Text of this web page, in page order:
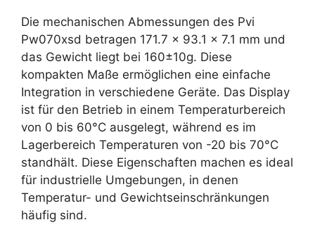
Die mechanischen Abmessungen des Pvi
Pw070xsd betragen 171.7 x 93.1 x 7.1 mm und
das Gewicht liegt bei 160±10g. Diese
kompakten Maße ermöglichen eine einfache
Integration in verschiedene Geräte. Das Display
ist für den Betrieb in einem Temperaturbereich
von 0 bis 60°C ausgelegt, während es im
Lagerbereich Temperaturen von -20 bis 70°C
standhält. Diese Eigenschaften machen es ideal
für industrielle Umgebungen, in denen
Temperatur- und Gewichtseinschränkungen
häufig sind.